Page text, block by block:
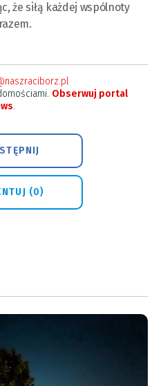
że siłą każdej wspólnoty
Obserwuj portal
.
(0)